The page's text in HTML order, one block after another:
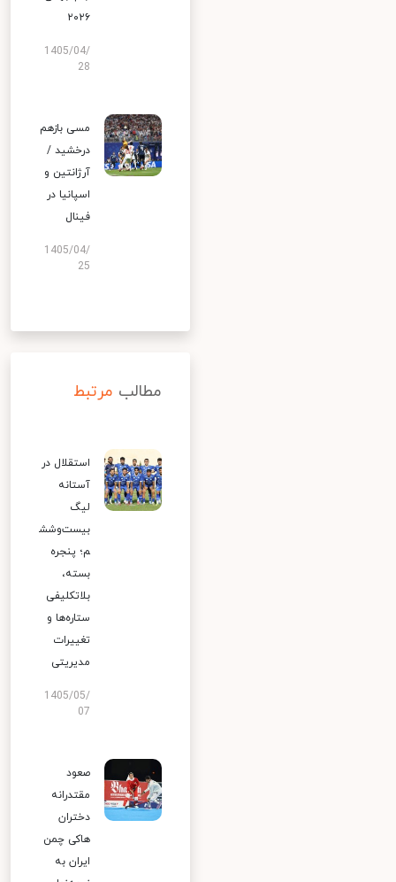
۲۰۲۶
1405/04/
28
مسی بازهم
درخشید /
آرژانتین و
اسپانیا در
فینال
1405/04/
25
مطالب مرتبط
استقلال در
آستانه
لیگ
بیست‌وشش
م؛ پنجره
بسته،
بلاتکلیفی
ستاره‌ها و
تغییرات
مدیریتی
1405/05/
07
صعود
مقتدرانه
دختران
هاکی چمن
ایران به